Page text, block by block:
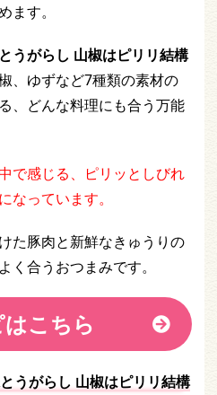
ます。
うがらし 山椒はピリリ結構
、ゆずなど7種類の素材の
、どんな料理にも合う万能
で感じる、ピリッとしびれ
なっています。
た豚肉と新鮮なきゅうりの
く合うおつまみです。
こちら
うがらし 山椒はピリリ結構